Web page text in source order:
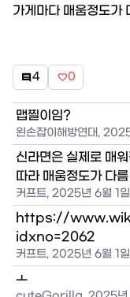
가게마다 매움정도가
4 0
맵찔이임?
왼손잡이해방연대,
신라면은 실제로 매
따라 매움정도가 다름
커프트, 2025년 6월 1일
https://
idxno=2062
커프트, 2025년 6월 1일
ㅗ